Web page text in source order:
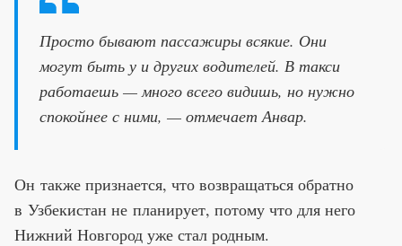
Просто бывают пассажиры всякие. Они
могут быть у и других водителей. В такси
работаешь — много всего видишь, но нужно
спокойнее с ними, — отмечает Анвар.
Он также признается, что возвращаться обратно
в Узбекистан не планирует, потому что для него
Нижний Новгород уже стал родным.